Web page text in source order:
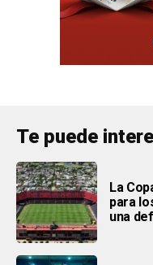
Te puede
La
para
una